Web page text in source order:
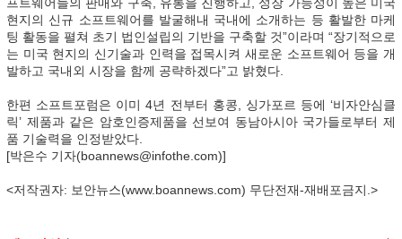
현지의 신규 소프트웨어를 발굴해내 국내에 소개하는 등 활발한 마케
팅 활동을 펼쳐 초기 법인설립의 기반을 구축할 것”이라며 “장기적으로
는 미국 현지의 신기술과 인력을 접목시켜 새로운 소프트웨어 등을 개
발하고 국내외 시장을 함께 공략하겠다”고 밝혔다.
한편 소프트포럼은 이미 4년 전부터 홍콩, 싱가포르 등에 ‘비자안심클
릭’ 제품과 같은 암호인증제품을 선보여 동남아시아 국가들로부터 제
품 기술력을 인정받았다.
[박은수 기자(boannews@infothe.com)]
<저작권자: 보안뉴스(www.boannews.com) 무단전재-재배포금지.>